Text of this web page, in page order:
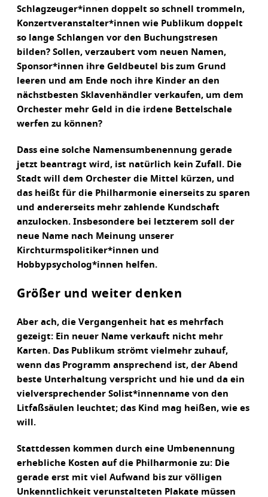
Schlagzeuger*innen doppelt so schnell trommeln,
Konzertveranstalter*innen wie Publikum doppelt
so lange Schlangen vor den Buchungstresen
bilden? Sollen, verzaubert vom neuen Namen,
Sponsor*innen ihre Geldbeutel bis zum Grund
leeren und am Ende noch ihre Kinder an den
nächstbesten Sklavenhändler verkaufen, um dem
Orchester mehr Geld in die irdene Bettelschale
werfen zu können?
Dass eine solche Namensumbenennung gerade
jetzt beantragt wird, ist natürlich kein Zufall. Die
Stadt will dem Orchester die Mittel kürzen, und
das heißt für die Philharmonie einerseits zu sparen
und andererseits mehr zahlende Kundschaft
anzulocken. Insbesondere bei letzterem soll der
neue Name nach Meinung unserer
Kirchturmspolitiker*innen und
Hobbypsycholog*innen helfen.
Größer und weiter denken
Aber ach, die Vergangenheit hat es mehrfach
gezeigt: Ein neuer Name verkauft nicht mehr
Karten. Das Publikum strömt vielmehr zuhauf,
wenn das Programm ansprechend ist, der Abend
beste Unterhaltung verspricht und hie und da ein
vielversprechender Solist*innenname von den
Litfaßsäulen leuchtet; das Kind mag heißen, wie es
will.
Stattdessen kommen durch eine Umbenennung
erhebliche Kosten auf die Philharmonie zu: Die
gerade erst mit viel Aufwand bis zur völligen
Unkenntlichkeit verunstalteten Plakate müssen